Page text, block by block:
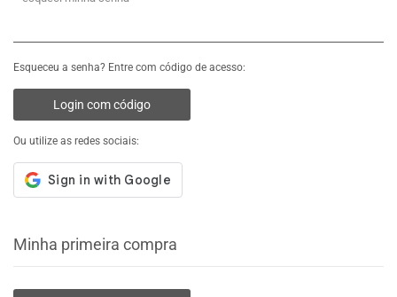
Esqueceu a senha? Entre com código de acesso:
Login com código
Ou utilize as redes sociais:
Minha primeira compra